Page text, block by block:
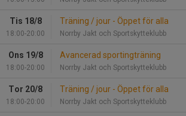
Tis 18/8
18:00-20:00
Träning / jour - Öppet för alla
Norrby Jakt och Sportskytteklubb
Ons 19/8
18:00-20:00
Avancerad sportingträning
Norrby Jakt och Sportskytteklubb
Tor 20/8
18:00-20:00
Träning / jour - Öppet för alla
Norrby Jakt och Sportskytteklubb